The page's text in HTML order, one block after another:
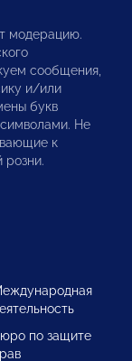
модерацию.
сообщения,
и/или
букв
Не
к
розни.
по защите